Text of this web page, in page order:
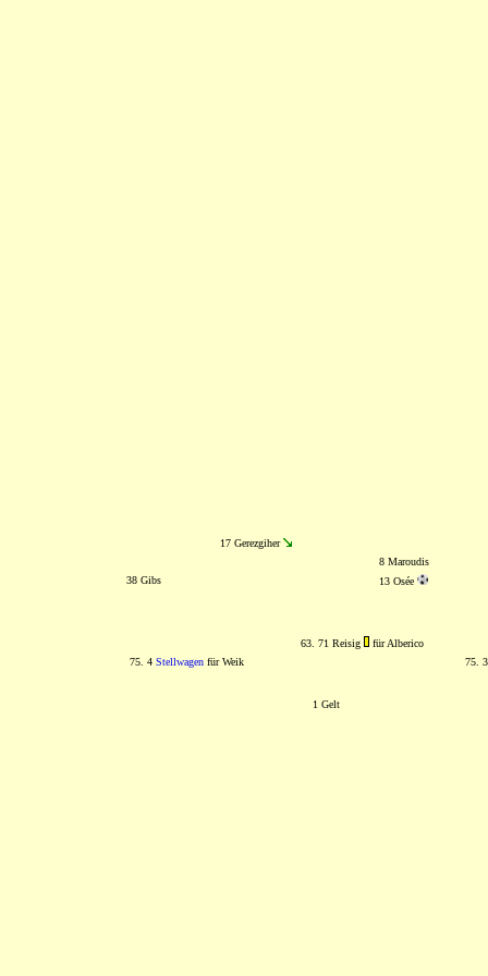
17 Gerezgiher
8 Maroudis
38 Gibs
13 Osée
63. 71 Reisig
für Alberico
75. 4 Stellwagenfür Weik 75.
1 Gelt